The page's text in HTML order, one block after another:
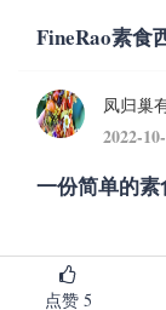
FineRao素食
凤归巢
2022-
一份简单的素
点赞 5